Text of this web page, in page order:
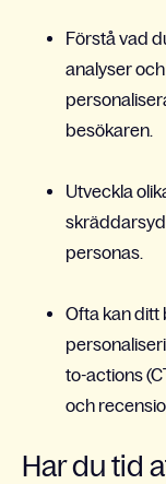
Förstå vad
analyser
besökaren.
Utveckla
personas.
Ofta kan ditt
to-actions
och
Har du tid